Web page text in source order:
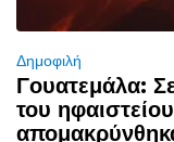
Δημοφιλή
Γουατεμάλα:
του